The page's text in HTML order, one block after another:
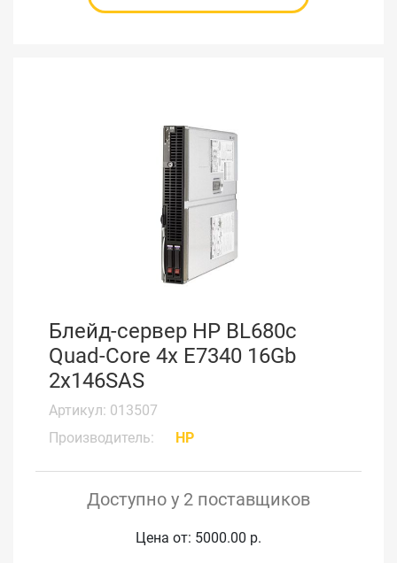
Блейд-сервер HP BL680c
Quad-Core 4x E7340 16Gb
2x146SAS
Артикул: 013507
Производитель:
HP
Доступно у 2 поставщиков
Цена от: 5000.00 р.